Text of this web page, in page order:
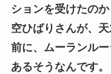
ションを受けたの
空ひばりさんが、
前に、ムーランル
あるそうなんです。